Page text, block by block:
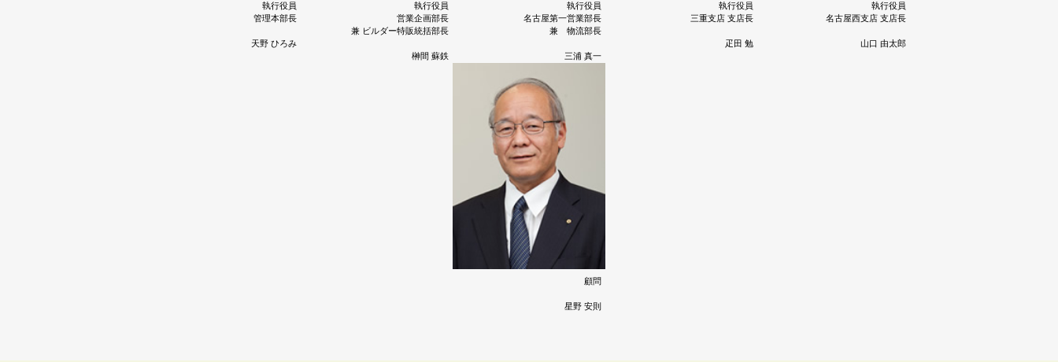
執行役員
管理本部長
天野 ひろみ
執行役員
営業企画部長
兼 ビルダー特販統括部長
榊間 蘇鉄
執行役員
名古屋第一営業部長
兼 物流部長
三浦 真一
執行役員
三重支店 支店長
疋田 勉
執行役員
名古屋西支店 支店長
山口 由太郎
顧問
星野 安則